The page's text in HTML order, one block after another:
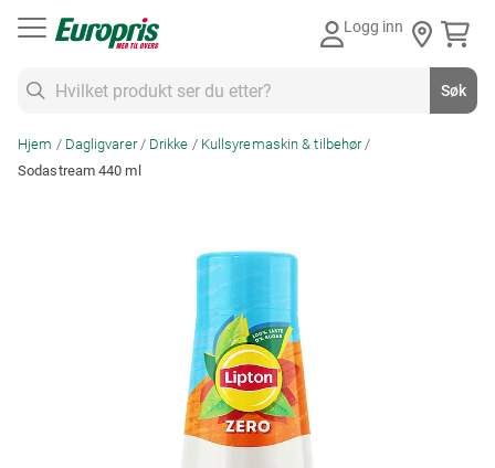
Logg inn
Søk
Hjem Dagligvarer Drikke
Kullsyremaskin & tilbehør
Sodastream 440 ml